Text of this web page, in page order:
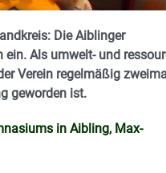
Die Aiblinger
ein. Als umwelt- und
Verein regelmäßig
geworden ist.
in Aibling, Max-